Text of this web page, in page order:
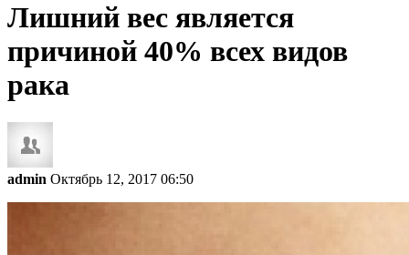
Лишний вес является
причиной 40% всех видов
рака
admin Октябрь 12, 2017 06:50